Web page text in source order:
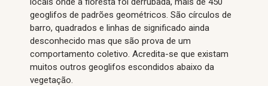
geoglifos de padrões geométricos. São círculos de
barro, quadrados e linhas de significado ainda
desconhecido mas que são prova de um
comportamento coletivo. Acredita-se que existam
muitos outros geoglifos escondidos abaixo da
vegetação.